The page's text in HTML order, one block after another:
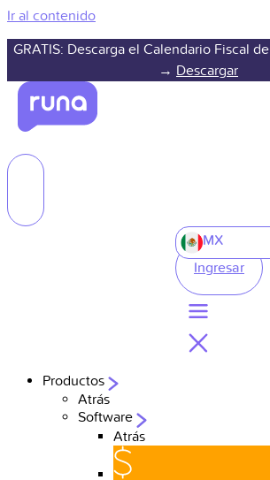
Ir al contenido
GRATIS: Descarga el Calendario Fiscal
→ Descargar
MX
Ingresar
Productos
Atrás
Software
Atrás